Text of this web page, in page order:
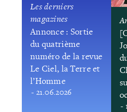
Les derniers
magazines
Annonce : Sortie
du quatrième
numéro de la revue
Le Ciel, la Terre et
l’Homme
- 21.06.2026
-